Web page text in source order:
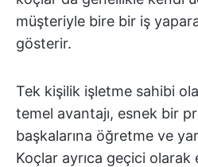
müşteriyle bire bir iş
gösterir.
Tek kişilik işletme sahibi
temel avantajı, esnek bir
başkalarına öğretme ve
Koçlar ayrıca geçici